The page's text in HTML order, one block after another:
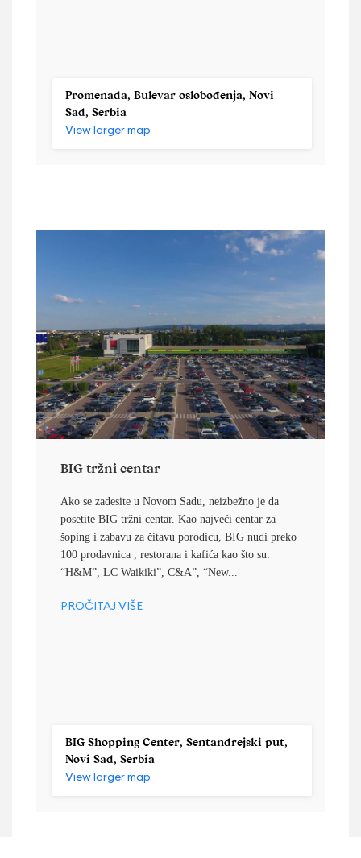
Promenada, Bulevar oslobođenja, Novi
Sad, Serbia
View larger map
BIG tržni centar
Ako se zadesite u Novom Sadu, neizbežno je da
posetite BIG tržni centar. Kao najveći centar za
šoping i zabavu za čitavu porodicu, BIG nudi preko
100 prodavnica , restorana i kafića kao što su:
“H&M”, LC Waikiki”, C&A”, “New...
PROČITAJ VIŠE
BIG Shopping Center, Sentandrejski put,
Novi Sad, Serbia
View larger map